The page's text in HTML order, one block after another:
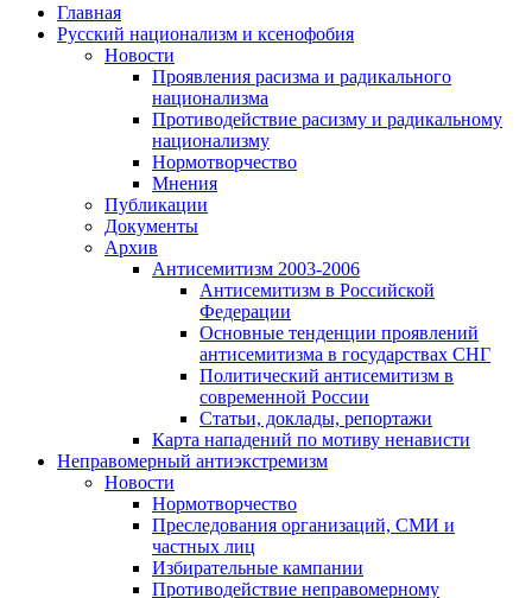
Главная
Русский национализм и ксенофобия
Новости
Проявления расизма и радикального
национализма
Противодействие расизму и радикальному
национализму
Нормотворчество
Мнения
Публикации
Документы
Архив
Антисемитизм 2003-2006
Антисемитизм в Российской
Федерации
Основные тенденции проявлений
антисемитизма в государствах СНГ
Политический антисемитизм в
современной России
Статьи, доклады, репортажи
Карта нападений по мотиву ненависти
Неправомерный антиэкстремизм
Новости
Нормотворчество
Преследования организаций, СМИ и
частных лиц
Избирательные кампании
Противодействие неправомерному